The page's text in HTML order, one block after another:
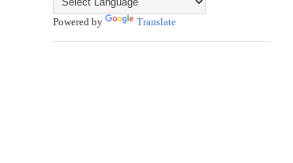
Powered by Translate